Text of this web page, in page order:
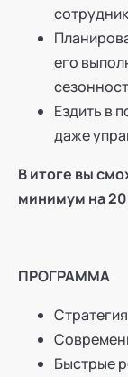
его
Ездить в
даже
В итоге вы
минимум на
ПРОГРАММА
Быстрые